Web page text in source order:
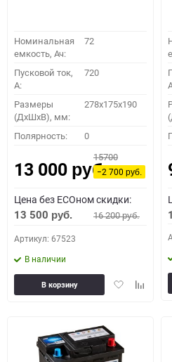
Номинальная
емкость, Ач:
72
Пусковой ток,
A:
720
Размеры
(ДхШхВ), мм:
278x175x190
Полярность: 0
13 000 руб.
15700
−2 700руб.
Цена без ECOном скидки:
13 500 руб. 16 200руб.
Артикул: 67523
В наличии
ДобавитьДобавить
В корзину